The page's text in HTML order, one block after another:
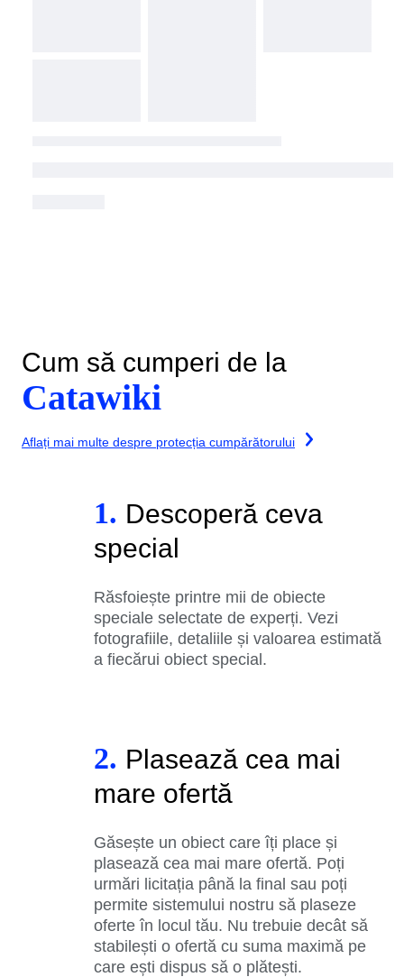
Cum să cumperi de la
Catawiki
Aflați mai multe despre protecția cumpărătorului
1. Descoperă ceva
special
Răsfoiește printre mii de obiecte
speciale selectate de experți. Vezi
fotografiile, detaliile și valoarea estimată
a fiecărui obiect special.
2. Plasează cea mai
mare ofertă
Găsește un obiect care îți place și
plasează cea mai mare ofertă. Poți
urmări licitația până la final sau poți
permite sistemului nostru să plaseze
oferte în locul tău. Nu trebuie decât să
stabilești o ofertă cu suma maximă pe
care ești dispus să o plătești.